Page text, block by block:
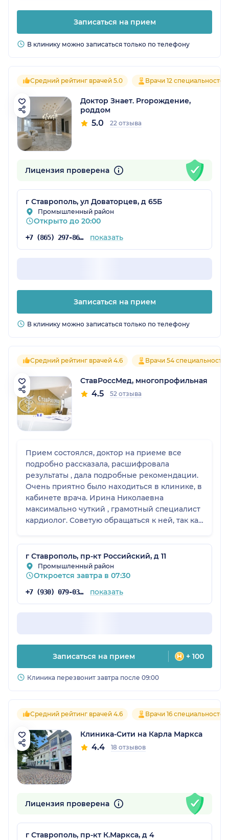
Записаться на прием
В клинику можно записаться только по телефону
Средний рейтинг врачей 5.0 Врачи 12 специальностей
Доктор Знает. Proрождение,
роддом
5.0 22 отзыва
Лицензия проверена
г Ставрополь, ул Доваторцев, д 65Б
Промышленный район
Открыто до 20:00
+7 (865) 297-86-29 показать
Записаться на прием
В клинику можно записаться только по телефону
Средний рейтинг врачей 4.6 Врачи 54
СтавРоссМед, многопрофильная
4.5 52 отзыва
Прием состоялся, доктор на приеме все
подробно рассказала, расшифровала
результаты , дала подробные рекомендации.
Очень приятно было находиться в клинике, в
кабинете врача. Ирина Николаевна
максимально чуткий , грамотный специалист
кардиолог. Советую обращаться к ней, так как
Продолжаю обследование и на повторный
прием к Вам! Благодарю Вас Ирина
Николаевна и всем рекомендую!
г Ставрополь, пр-кт Российский, д 11
Промышленный район
Откроется завтра в 07:30
+7 (930) 079-03-90 показать
Записаться на прием + 100
Клиника перезвонит завтра после 09:00
Средний рейтинг врачей 4.6 Врачи 16 специальностей
Клиника-Сити на Карла Маркса
4.4 18 отзывов
Лицензия проверена
г Ставрополь, пр-кт К.Маркса, д 4